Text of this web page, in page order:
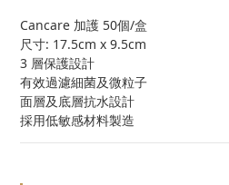
Cancare 加護 50個/盒
尺寸: 17.5cm x 9.5cm
3 層保護設計
有效過濾細菌及微粒子
面層及底層抗水設計
採用低敏感材料製造